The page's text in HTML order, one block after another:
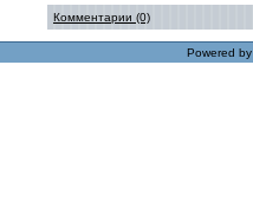
Комментарии (0)
Powered by